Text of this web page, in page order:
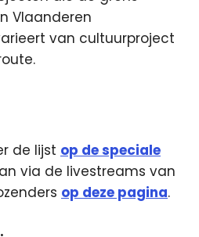
Vlaanderen
van cultuurproject
de lijst op de speciale
via de livestreams van
op deze pagina.